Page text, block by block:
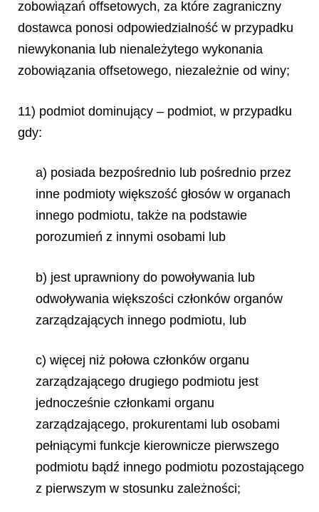
zobowiązań offsetowych, za które zagraniczny
dostawca ponosi odpowiedzialność w przypadku
niewykonania lub nienależytego wykonania
zobowiązania offsetowego, niezależnie od winy;
11) podmiot dominujący – podmiot, w przypadku
gdy:
a) posiada bezpośrednio lub pośrednio przez
inne podmioty większość głosów w organach
innego podmiotu, także na podstawie
porozumień z innymi osobami lub
b) jest uprawniony do powoływania lub
odwoływania większości członków organów
zarządzających innego podmiotu, lub
c) więcej niż połowa członków organu
zarządzającego drugiego podmiotu jest
jednocześnie członkami organu
zarządzającego, prokurentami lub osobami
pełniącymi funkcje kierownicze pierwszego
podmiotu bądź innego podmiotu pozostającego
z pierwszym w stosunku zależności;